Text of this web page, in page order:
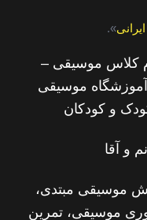
».
کلاس موسیقی –
موسیقی
و کودکان
و آقا
موسیقی مبتدی،
موسیقی، تمرین